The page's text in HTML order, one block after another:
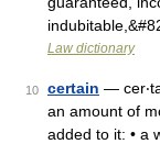
Law dictionary
10 certain —
an amount of
added to it: • a